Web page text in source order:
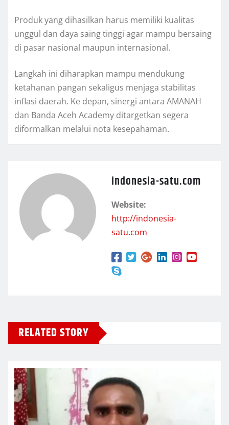
Produk yang dihasilkan harus memiliki kualitas
unggul dan daya saing tinggi agar mampu bersaing
di pasar nasional maupun internasional.
Langkah ini diharapkan mampu mendukung
ketahanan pangan sekaligus menjaga stabilitas
inflasi daerah. Ke depan, sinergi antara AMANAH
dan Banda Aceh Academy ditargetkan segera
diformalkan melalui nota kesepahaman.
indonesia-satu.com
Website:
http://indonesia-
satu.com
RELATED STORY